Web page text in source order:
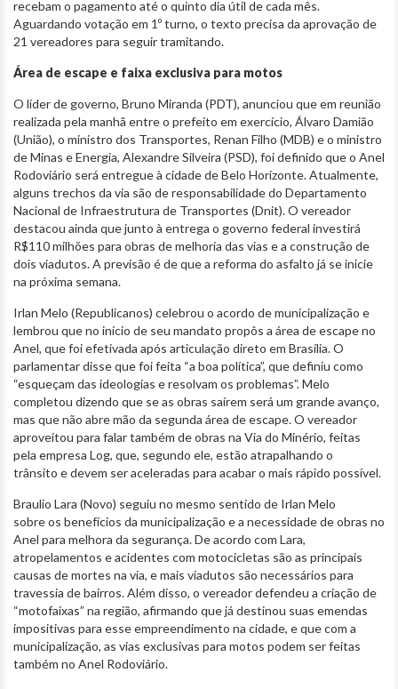
recebam o pagamento até o quinto dia útil de cada mês.
Aguardando votação em 1º turno, o texto precisa da aprovação de
21 vereadores para seguir tramitando.
Área de escape e faixa exclusiva para motos
O líder de governo, Bruno Miranda (PDT), anunciou que em reunião
realizada pela manhã entre o prefeito em exercício, Álvaro Damião
(União), o ministro dos Transportes, Renan Filho (MDB) e o ministro
de Minas e Energia, Alexandre Silveira (PSD), foi definido que o Anel
Rodoviário será entregue à cidade de Belo Horizonte. Atualmente,
alguns trechos da via são de responsabilidade do Departamento
Nacional de Infraestrutura de Transportes (Dnit). O vereador
destacou ainda que junto à entrega o governo federal investirá
R$110 milhões para obras de melhoria das vias e a construção de
dois viadutos. A previsão é de que a reforma do asfalto já se inicie
na próxima semana.
Irlan Melo (Republicanos) celebrou o acordo de municipalização e
lembrou que no início de seu mandato propôs a área de escape no
Anel, que foi efetivada após articulação direto em Brasília. O
parlamentar disse que foi feita “a boa política”, que definiu como
“esqueçam das ideologias e resolvam os problemas”. Melo
completou dizendo que se as obras saírem será um grande avanço,
mas que não abre mão da segunda área de escape. O vereador
aproveitou para falar também de obras na Via do Minério, feitas
pela empresa Log, que, segundo ele, estão atrapalhando o
trânsito e devem ser aceleradas para acabar o mais rápido possível.
Braulio Lara (Novo) seguiu no mesmo sentido de Irlan Melo
sobre os benefícios da municipalização e a necessidade de obras no
Anel para melhora da segurança. De acordo com Lara,
atropelamentos e acidentes com motocicletas são as principais
causas de mortes na via, e mais viadutos são necessários para
travessia de bairros. Além disso, o vereador defendeu a criação de
“motofaixas” na região, afirmando que já destinou suas emendas
impositivas para esse empreendimento na cidade, e que com a
municipalização, as vias exclusivas para motos podem ser feitas
também no Anel Rodoviário.